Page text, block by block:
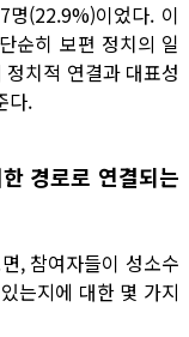
(22.9%)이었다. 이
순히 보편 정치의 일
치적 연결과 대표성
다.
경로로 연결되는
, 참여자들이 성소수
는지에 대한 몇 가지